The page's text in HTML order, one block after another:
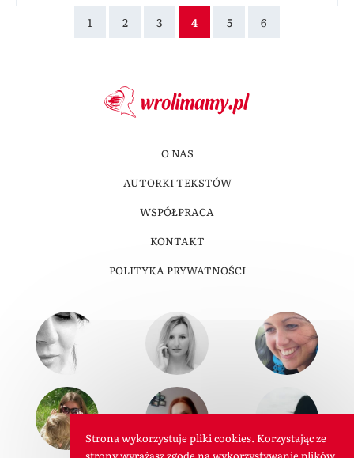
1 2 3 4 5 6
O NAS
AUTORKI TEKSTÓW
WSPÓŁPRACA
KONTAKT
POLITYKA PRYWATNOŚCI
Strona wykorzystuje pliki cookies. Korzystając ze